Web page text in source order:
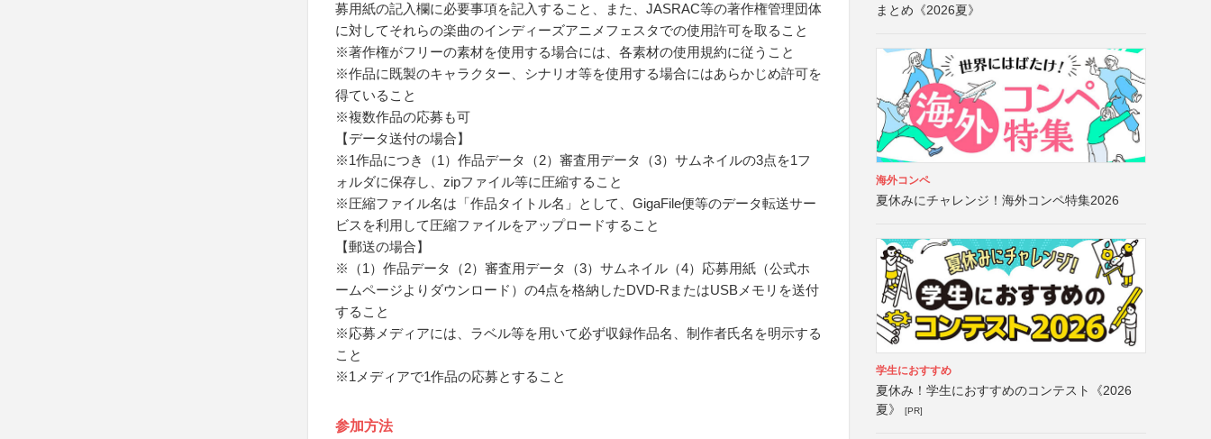
募用紙の記入欄に必要事項を記入すること、また、JASRAC等の著作権管理団体
に対してそれらの楽曲のインディーズアニメフェスタでの使用許可を取ること
※著作権がフリーの素材を使用する場合には、各素材の使用規約に従うこと
※作品に既製のキャラクター、シナリオ等を使用する場合にはあらかじめ許可を
得ていること
※複数作品の応募も可
【データ送付の場合】
※1作品につき（1）作品データ（2）審査用データ（3）サムネイルの3点を1フ
ォルダに保存し、zipファイル等に圧縮すること
※圧縮ファイル名は「作品タイトル名」として、GigaFile便等のデータ転送サー
ビスを利用して圧縮ファイルをアップロードすること
【郵送の場合】
※（1）作品データ（2）審査用データ（3）サムネイル（4）応募用紙（公式ホ
ームページよりダウンロード）の4点を格納したDVD-RまたはUSBメモリを送付
すること
※応募メディアには、ラベル等を用いて必ず収録作品名、制作者氏名を明示する
こと
※1メディアで1作品の応募とすること
参加方法
まとめ《2026夏》
海外コンペ
夏休みにチャレンジ！海外コンペ特集2026
学生におすすめ
夏休み！学生におすすめのコンテスト《2026
夏》
[PR]